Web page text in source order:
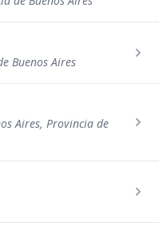
Buenos Aires
Aires, Provincia de